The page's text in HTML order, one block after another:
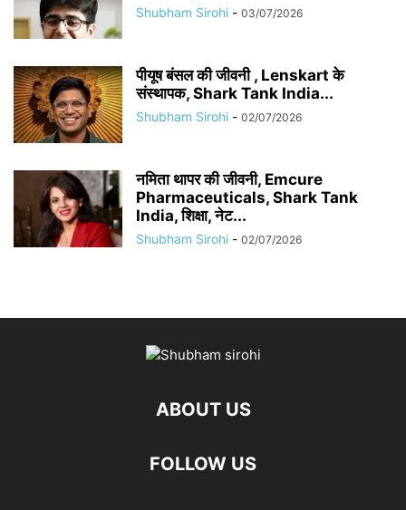
Shubham Sirohi - 03/07/2026
पीयूष बंसल की जीवनी , Lenskart के
संस्थापक, Shark Tank India...
Shubham Sirohi - 02/07/2026
नमिता थापर की जीवनी, Emcure
Pharmaceuticals, Shark Tank
India, शिक्षा, नेट...
Shubham Sirohi - 02/07/2026
ABOUT US
FOLLOW US